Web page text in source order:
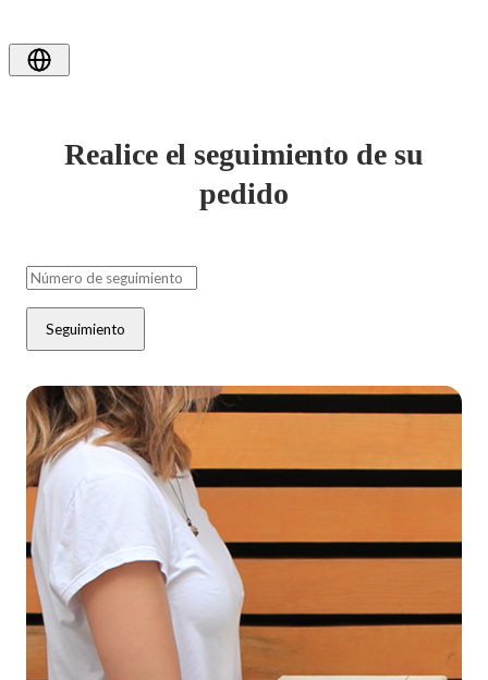
Realice el seguimiento de su
pedido
Seguimiento